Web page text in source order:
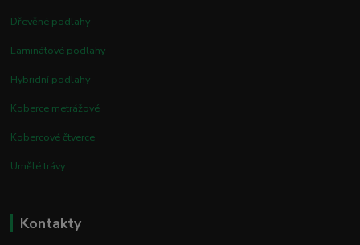
Dřevěné podlahy
Laminátové podlahy
Hybridní podlahy
Koberce metrážové
Kobercové čtverce
Umělé trávy
Kontakty